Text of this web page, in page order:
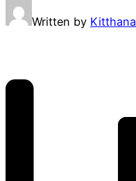
Written by Kitthana